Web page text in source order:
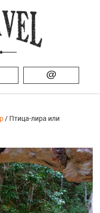
@
/ Птица-лира или